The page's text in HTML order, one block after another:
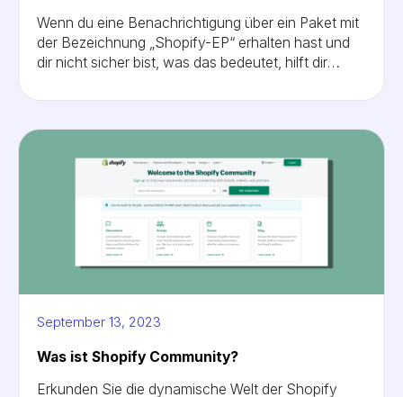
Wenn du eine Benachrichtigung über ein Paket mit
der Bezeichnung „Shopify-EP“ erhalten hast und
dir nicht sicher bist, was das bedeutet, hilft dir
verstehen und dich darin zurechtzufinden.
September 13, 2023
Was ist Shopify Community?
Erkunden Sie die dynamische Welt der Shopify